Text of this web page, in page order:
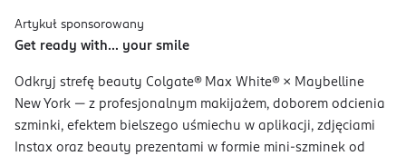
Artykuł sponsorowany
Get ready with... your smile
Odkryj strefę beauty Colgate® Max White® × Maybelline
New York — z profesjonalnym makijażem, doborem odcienia
szminki, efektem bielszego uśmiechu w aplikacji, zdjęciami
Instax oraz beauty prezentami w formie mini-szminek od